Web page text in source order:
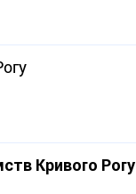
Кривого Рогу